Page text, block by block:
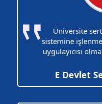
Üniversite
sistemine
uygulayıcısı
E Devlet